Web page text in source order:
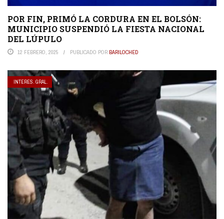
POR FIN, PRIMÓ LA CORDURA EN EL BOLSÓN:
MUNICIPIO SUSPENDIÓ LA FIESTA NACIONAL
DEL LÚPULO
12 FEBRERO, 2025 PUBLICADO POR BARILOCHED
INTERES. GRAL.